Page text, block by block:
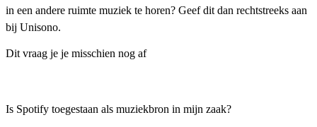
in een andere ruimte muziek te horen? Geef dit dan rechtstreeks aan
bij Unisono.
Dit vraag je je misschien nog af
Is Spotify toegestaan als muziekbron in mijn zaak?